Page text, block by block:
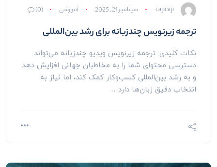
capcap سپتامبر 21, 2025 آموزشی (0)
ترجمه زیرنویس چندزبانه برای رشد بین‌المللی
نکات کلیدی: ترجمه زیرنویس ویدیو چندزبانه می‌تواند
دسترسی محتوای شما را به مخاطبان جهانی افزایش دهد
و به رشد بین‌المللی کسب‌وکار کمک کند، اما نیاز به
انتخاب دقیق زبان‌ها دارد…